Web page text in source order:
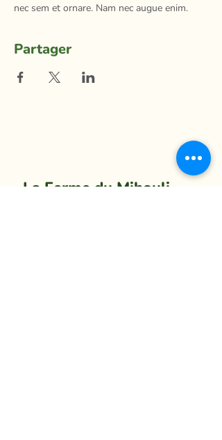
nec sem et ornare. Nam nec augue enim.
Partager
La Ferme du Mihouli